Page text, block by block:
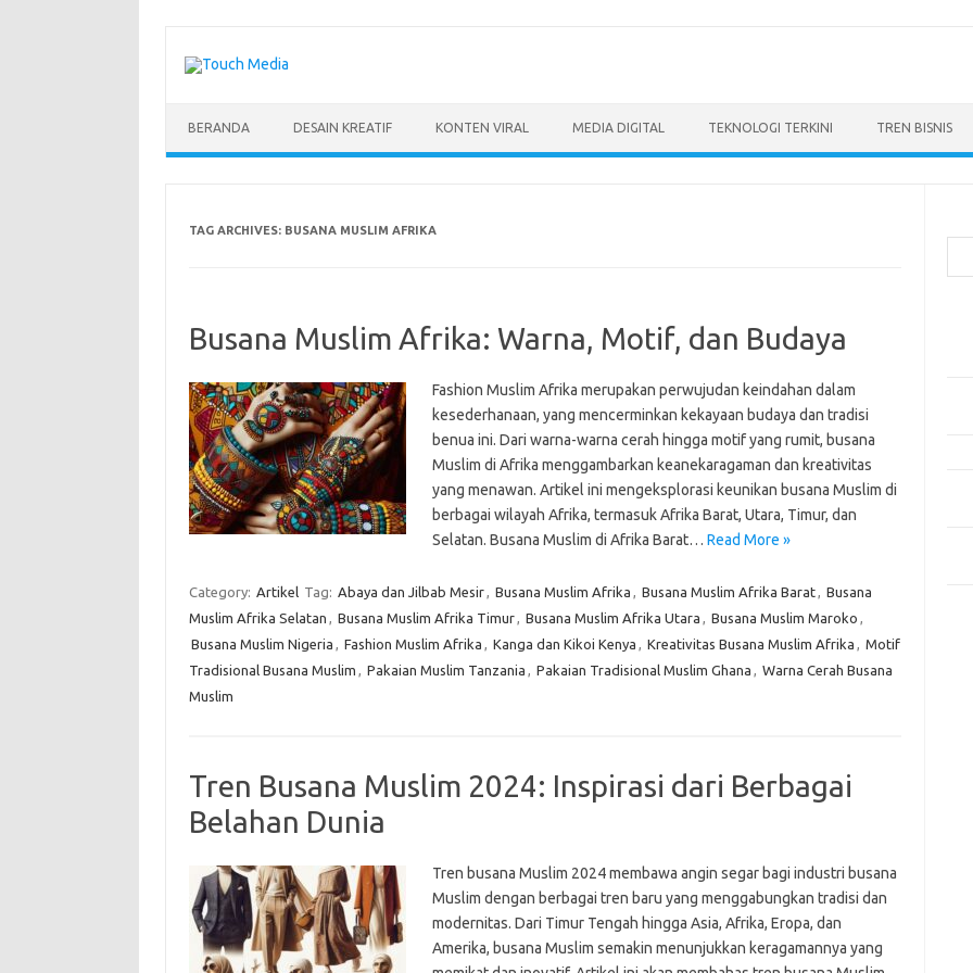
content
BERANDA DESAIN KREATIF KONTEN VIRAL MEDIA DIGITAL TEKNOLOGI TERKINI TREN BISNIS
TAG ARCHIVES: BUSANA MUSLIM AFRIKA
Busana Muslim Afrika: Warna, Motif, dan Budaya
Fashion Muslim Afrika merupakan perwujudan keindahan dalam
kesederhanaan, yang mencerminkan kekayaan budaya dan tradisi
benua ini. Dari warna-warna cerah hingga motif yang rumit, busana
Muslim di Afrika menggambarkan keanekaragaman dan kreativitas
yang menawan. Artikel ini mengeksplorasi keunikan busana Muslim di
berbagai wilayah Afrika, termasuk Afrika Barat, Utara, Timur, dan
Selatan. Busana Muslim di Afrika Barat… Read More »
Category: Artikel Tag: Abaya dan Jilbab Mesir, Busana Muslim Afrika , Busana Muslim Afrika Barat, Busana
Muslim Afrika Selatan , Busana Muslim Afrika Timur, Busana Muslim Afrika Utara , Busana Muslim Maroko ,
Busana Muslim Nigeria , Fashion Muslim Afrika , Kanga dan Kikoi Kenya , Kreativitas Busana Muslim Afrika , Motif
Tradisional Busana Muslim , Pakaian Muslim Tanzania , Pakaian Tradisional Muslim Ghana , Warna Cerah Busana
Muslim
Tren Busana Muslim 2024: Inspirasi dari Berbagai
Belahan Dunia
Tren busana Muslim 2024 membawa angin segar bagi industri busana
Muslim dengan berbagai tren baru yang menggabungkan tradisi dan
modernitas. Dari Timur Tengah hingga Asia, Afrika, Eropa, dan
Amerika, busana Muslim semakin menunjukkan keragamannya yang